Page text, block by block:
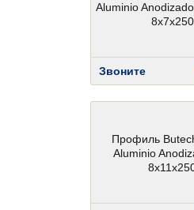
Aluminio
Звоните
Профиль
Aluminio